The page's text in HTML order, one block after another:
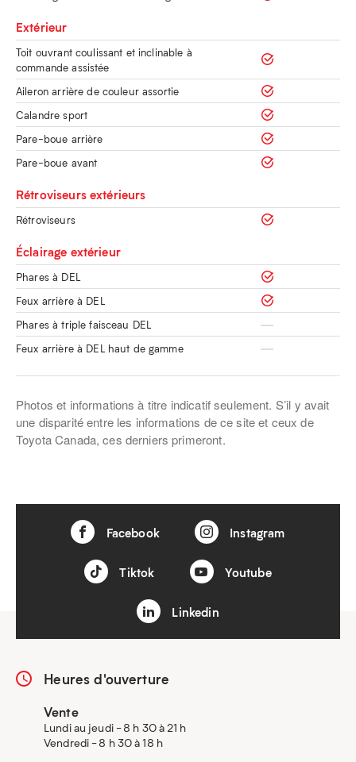
Extérieur
Toit ouvrant coulissant et inclinable à
commande assistée
Aileron arrière de couleur assortie
Calandre sport
Pare-boue arrière
Pare-boue avant
Rétroviseurs extérieurs
Rétroviseurs
Éclairage extérieur
Phares à DEL
Feux arrière à DEL
Phares à triple faisceau DEL
Feux arrière à DEL haut de gamme
Photos et informations à titre indicatif seulement. S’il y avait
une disparité entre les informations de ce site et ceux de
Toyota Canada, ces derniers primeront.
Facebook Instagram
Tiktok Youtube
Linkedin
Heures d'ouverture
Vente
Lundi au jeudi - 8 h 30 à 21 h
Vendredi - 8 h 30 à 18 h